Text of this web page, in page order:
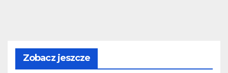
Zobacz jeszcze